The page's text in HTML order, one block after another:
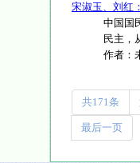
宋淑玉、刘红
中国国
民主，
作者：
共171条
最后一页